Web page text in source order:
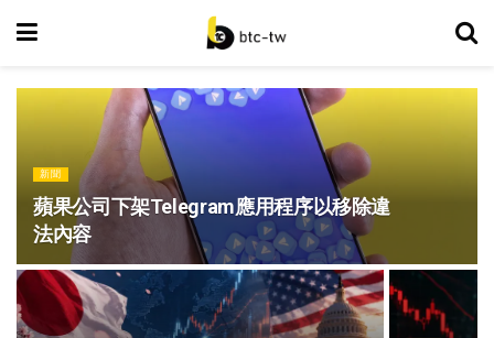
新聞
蘋果公司下架Telegram應用程序以移除違
法內容